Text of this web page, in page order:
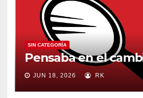
SIN CATEGORÍA
Pensaba en el
JUN 18, 2026 RK